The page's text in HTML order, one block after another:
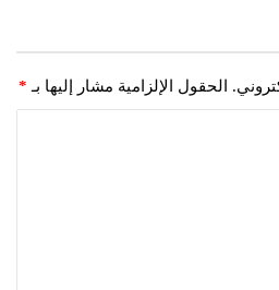
الحقول الإلزامية مشار إليها بـ *